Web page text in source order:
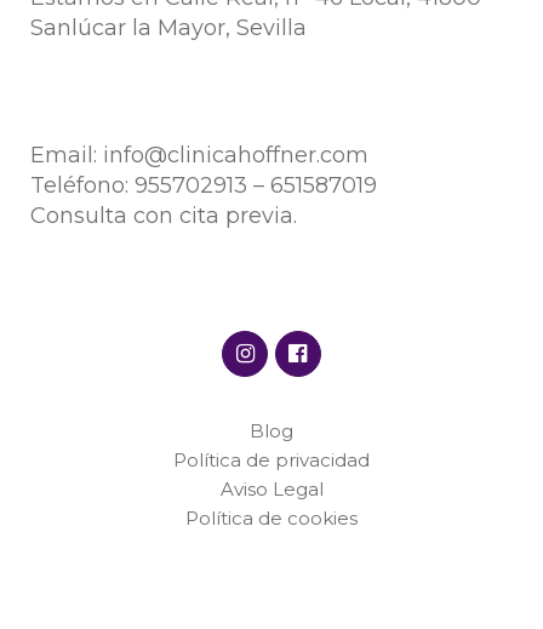
Sanlúcar la Mayor, Sevilla
Email: info@clinicahoffner.com
Teléfono: 955702913 – 651587019
Consulta con cita previa.
Blog
Política de privacidad
Aviso Legal
Política de cookies